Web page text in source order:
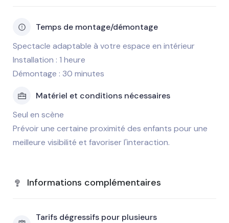
Temps de montage/démontage
Spectacle adaptable à votre espace en intérieur
Installation : 1 heure
Démontage : 30 minutes
Matériel et conditions nécessaires
Seul en scène
Prévoir une certaine proximité des enfants pour une
meilleure visibilité et favoriser l'interaction.
Informations complémentaires
Tarifs dégressifs pour plusieurs